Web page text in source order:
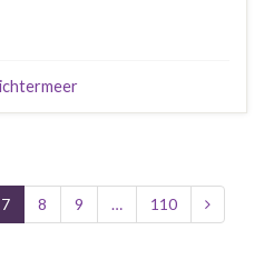
7 8 9 … 110